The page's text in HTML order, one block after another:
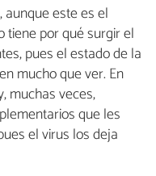
este es el
tiene por qué surgir el
pues el estado de la
mucho que ver. En
muchas veces,
que les
el virus los deja